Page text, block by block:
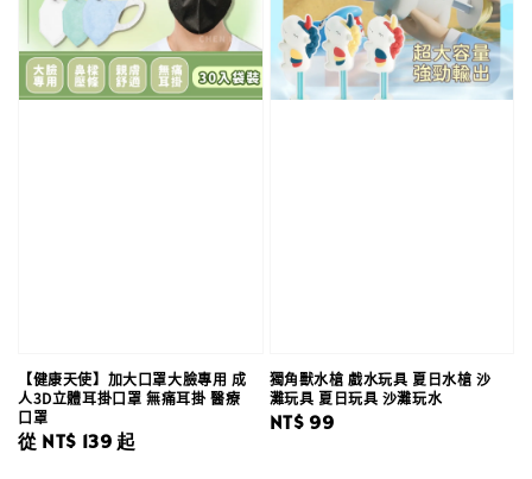
【健康天使】加大口罩大臉專用 成
人3D立體耳掛口罩 無痛耳掛 醫療
口罩
Regular
從 NT$ 139 起
獨角獸水槍 戲水玩具 夏日水槍 沙
灘玩具 夏日玩具 沙灘玩水
Regular
NT$ 99